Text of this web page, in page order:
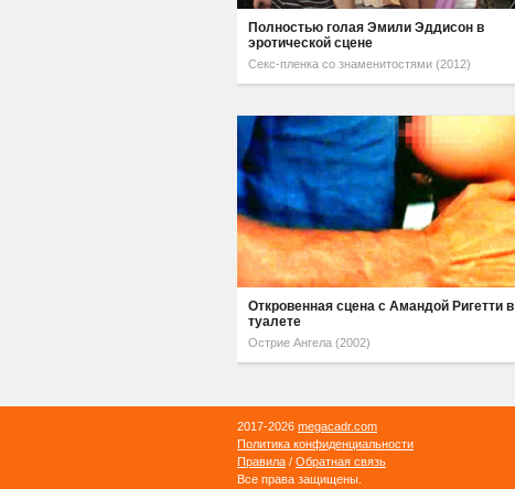
Полностью голая Эмили Эддисон в
эротической сцене
Секс-пленка со знаменитостями (2012)
Откровенная сцена с Амандой Ригетти в
туалете
Острие Ангела (2002)
2017-2026 megacadr.com
Политика конфиденциальности
Правила / Обратная связь
Все права защищены.